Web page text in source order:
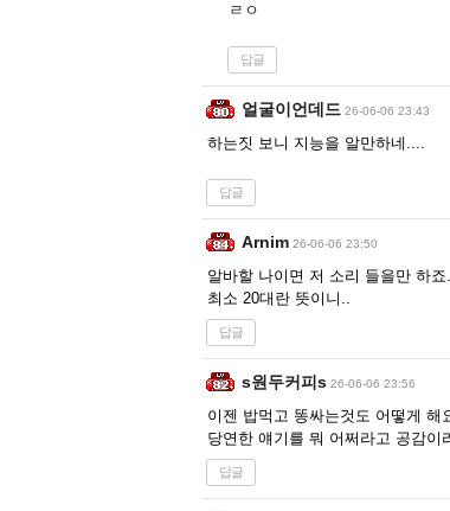
ㄹㅇ
답글
얼굴이언데드 26-06-06 23:43
하는짓 보니 지능을 알만하네....
답글
Arnim 26-06-06 23:50
알바할 나이면 저 소리 들을만 하죠.
최소 20대란 뜻이니..
답글
s원두커피s 26-06-06 23:56
이젠 밥먹고 똥싸는것도 어떻게 해
당연한 얘기를 뭐 어쩌라고 공감이
답글